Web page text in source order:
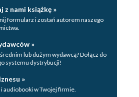
z nami książkę »
formularz i zostań autorem naszego
»
lub dużym wydawcą? Dołącz do
systemu dystrybucji!
»
i audiobooki w Twojej firmie.